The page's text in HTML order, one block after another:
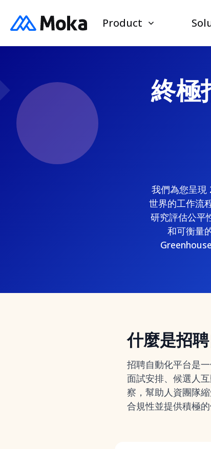
Product
終極
我們為您呈現
世界的工作流
研究評估公平
和可衡量
什麼是招
招聘自動化平台是
面試安排、候選人
察，幫助人資團隊
合規性並提供積極的